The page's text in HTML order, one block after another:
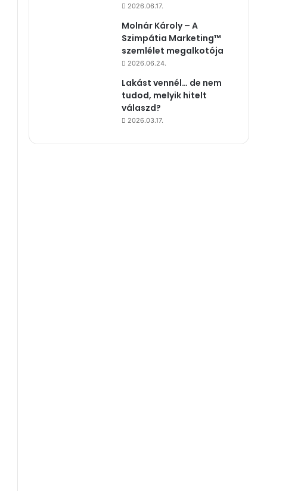
2026.06.17.
Molnár Károly – A
Szimpátia Marketing™
szemlélet megalkotója
2026.06.24.
Lakást vennél… de nem
tudod, melyik hitelt
válaszd?
2026.03.17.